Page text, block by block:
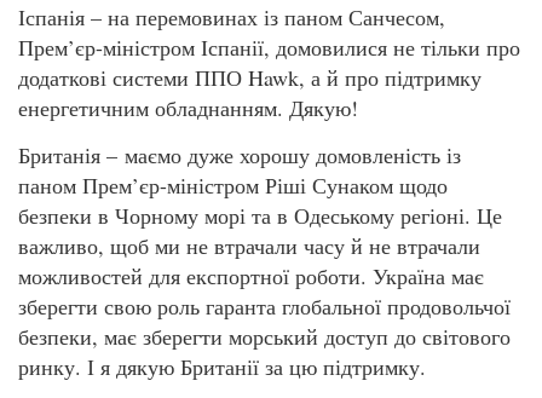
Іспанія – на перемовинах із паном Санчесом,
Прем’єр-міністром Іспанії, домовилися не тільки про
додаткові системи ППО Hawk, а й про підтримку
енергетичним обладнанням. Дякую!
Британія – маємо дуже хорошу домовленість із
паном Прем’єр-міністром Ріші Сунаком щодо
безпеки в Чорному морі та в Одеському регіоні. Це
важливо, щоб ми не втрачали часу й не втрачали
можливостей для експортної роботи. Україна має
зберегти свою роль гаранта глобальної продовольчої
безпеки, має зберегти морський доступ до світового
ринку. І я дякую Британії за цю підтримку.